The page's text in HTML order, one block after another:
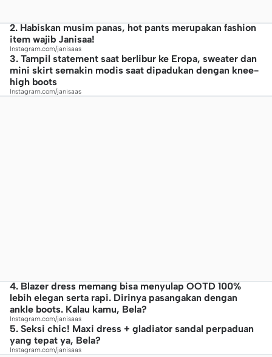
2. Habiskan musim panas, hot pants merupakan fashion
item wajib Janisaa!
Instagram.com/janisaas
3. Tampil statement saat berlibur ke Eropa, sweater dan
mini skirt semakin modis saat dipadukan dengan knee-
high boots
Instagram.com/janisaas
4. Blazer dress memang bisa menyulap OOTD 100%
lebih elegan serta rapi. Dirinya pasangakan dengan
ankle boots. Kalau kamu, Bela?
Instagram.com/janisaas
5. Seksi chic! Maxi dress + gladiator sandal perpaduan
yang tepat ya, Bela?
Instagram.com/janisaas